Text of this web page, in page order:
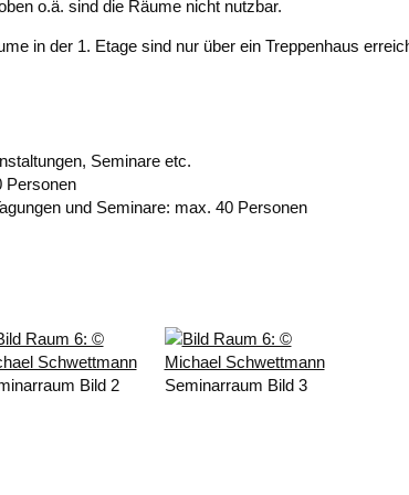
o.ä. sind die Räume nicht nutzbar.
in der 1. Etage sind nur über ein Treppenhaus
Seminare etc.
Personen
und Seminare: max. 40 Personen
Bild 2 Seminarraum Bild 3